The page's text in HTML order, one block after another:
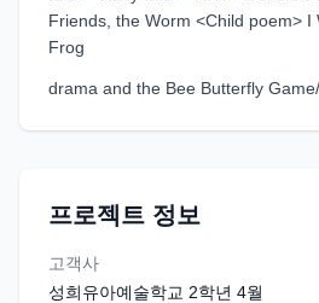
Friends, the Worm <Child poem> I
Frog
drama and the Bee Butterfly Game/
프로젝트 정보
고객사
성희유아예술학교 2학년 4월